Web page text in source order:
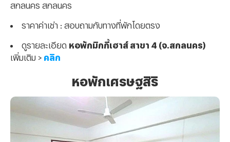
สกลนคร สกลนคร
ราคาค่าเช่า : สอบถามกับทางที่พักโดยตรง
ดูรายละเอียด หอพักมิกกี้เฮาส์ สาขา 4 (จ.สกลนคร)
เพิ่มเติม > คลิก
หอพักเศรษฐสิริ